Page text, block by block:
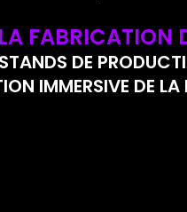
LA FABRICATION
DE
IMMERSIVE DE